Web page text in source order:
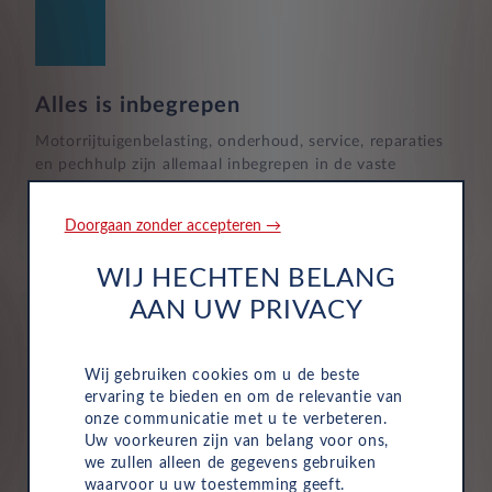
Alles is inbegrepen
Motorrijtuigenbelasting, onderhoud, service, reparaties
en pechhulp zijn allemaal inbegrepen in de vaste
uw bedrijf te beheren.
Verzekering
Uw Leasys zakelijke autolease is standaard voorzien van
verzekering. De maandelijkse kosten omvatten een
Doorgaan zonder accepteren →
WIJ HECHTEN BELANG
AAN UW PRIVACY
Wij gebruiken cookies om u de beste
ervaring te bieden en om de relevantie van
onze communicatie met u te verbeteren.
Uw voorkeuren zijn van belang voor ons,
we zullen alleen de gegevens gebruiken
waarvoor u uw toestemming geeft.